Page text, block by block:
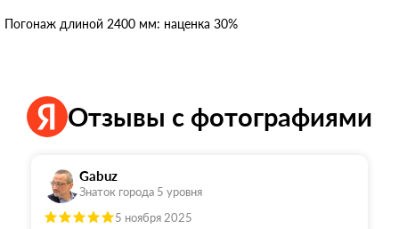
Погонаж длиной 2400 мм: наценка 30%
Отзывы с фотографиями
Gabuz
Знаток города 5 уровня
5 ноября 2025